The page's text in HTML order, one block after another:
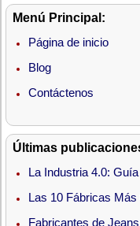
Menú Principal:
Página de inicio
Blog
Contáctenos
Últimas
La Industria 4.0:
Las 10 Fábricas
Fabricantes de